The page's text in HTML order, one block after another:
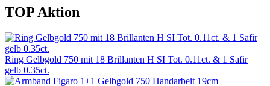
TOP Aktion
Ring Gelbgold 750 mit 18 Brillanten H SI Tot. 0.11ct. & 1 Safir
gelb 0.35ct.